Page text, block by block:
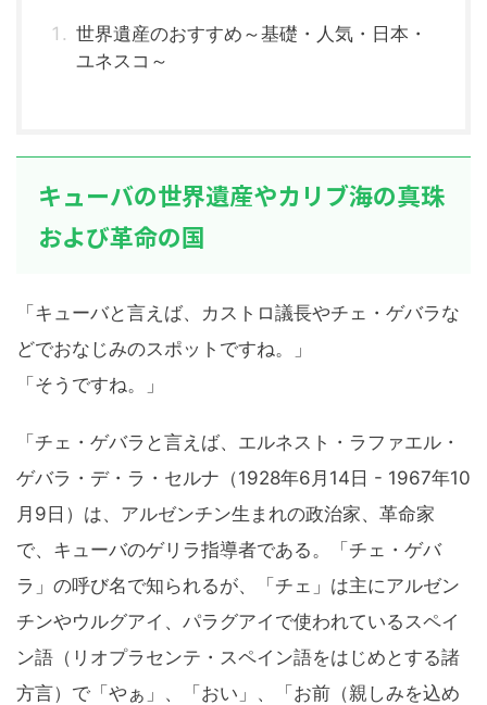
世界遺産のおすすめ～基礎・人気・日本・
ユネスコ～
キューバの世界遺産やカリブ海の真珠
および革命の国
「キューバと言えば、カストロ議長やチェ・ゲバラな
どでおなじみのスポットですね。」
「そうですね。」
「チェ・ゲバラと言えば、エルネスト・ラファエル・
ゲバラ・デ・ラ・セルナ（1928年6月14日 - 1967年10
月9日）は、アルゼンチン生まれの政治家、革命家
で、キューバのゲリラ指導者である。「チェ・ゲバ
ラ」の呼び名で知られるが、「チェ」は主にアルゼン
チンやウルグアイ、パラグアイで使われているスペイ
ン語（リオプラセンテ・スペイン語をはじめとする諸
方言）で「やぁ」、「おい」、「お前（親しみを込め